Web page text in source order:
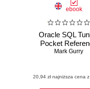
ebook
Oracle SQL
Pocket
Mark Gurry
(20,94 zł najniższa cena